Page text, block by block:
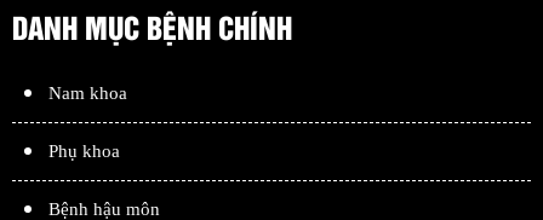
DANH MỤC BỆNH CHÍNH
Nam khoa
Phụ khoa
Bệnh hậu môn